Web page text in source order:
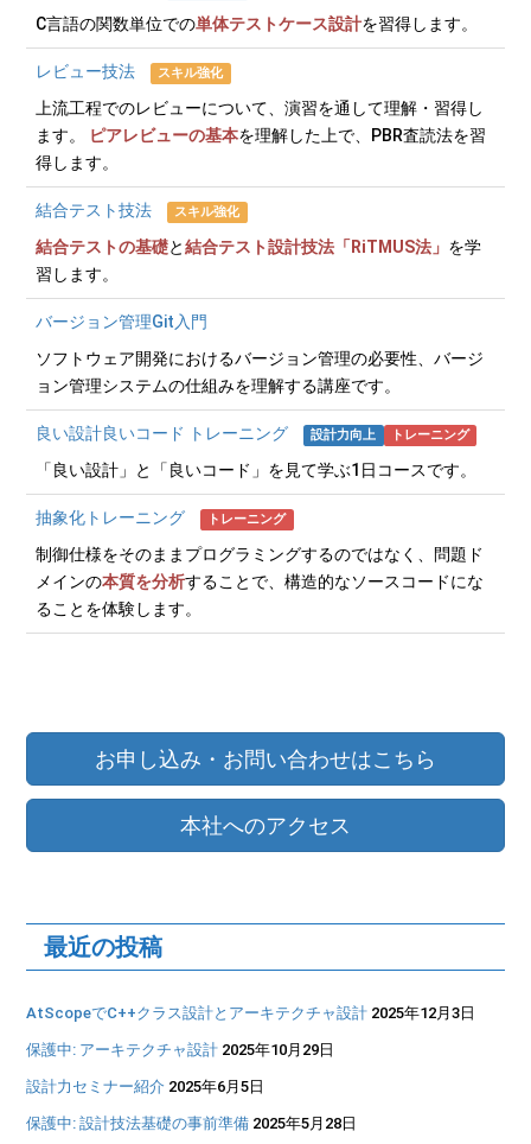
C言語の関数単位での単体テストケース設計を習得します。
レビュー技法 スキル強化
上流工程でのレビューについて、演習を通して理解・習得し
ます。
ピアレビューの基本を理解した上で、PBR査読法を習
得します。
結合テスト技法 スキル強化
結合テストの基礎と結合テスト設計技法「RiTMUS法」 を学
習します。
バージョン管理Git入門
ソフトウェア開発におけるバージョン管理の必要性、バージ
ョン管理システムの仕組みを理解する講座です。
良い設計良いコード トレーニング 設計力向上 トレーニング
「良い設計」と「良いコード」を見て学ぶ1日コースです。
抽象化トレーニング トレーニング
制御仕様をそのままプログラミングするのではなく、問題ド
メインの本質を分析することで、構造的なソースコードにな
ることを体験します。
お申し込み ・ お問い合わせはこちら
本社へのアクセス
最近の投稿
AtScopeでC++クラス設計とアーキテクチャ設計 2025年12月3日
保護中: アーキテクチャ設計 2025年10月29日
設計力セミナー紹介 2025年6月5日
保護中: 設計技法基礎の事前準備 2025年5月28日